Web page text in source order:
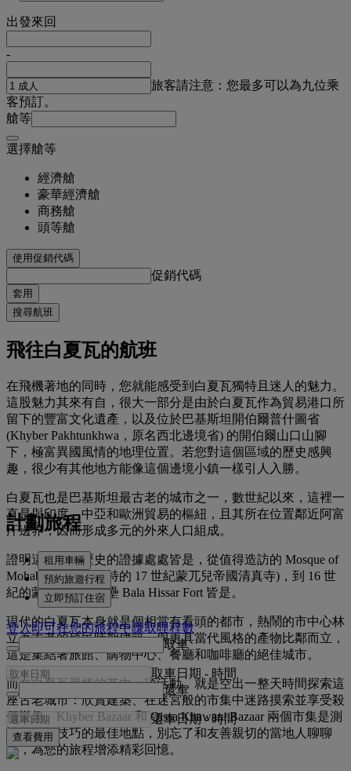
出發來回
-
旅客請注意：您最多可以為九位乘
客預訂。
艙等
選擇艙等
經濟艙
豪華經濟艙
商務艙
頭等艙
使用促銷代碼
促銷代碼
套用
搜尋航班
飛往白夏瓦的航班
在飛機著地的同時，您就能感受到白夏瓦獨特且迷人的魅力。
這股魅力其來有自，很大一部分是由於白夏瓦作為貿易港口所
留下的豐富文化遺產，以及位於巴基斯坦開伯爾普什圖省
(Khyber Pakhtunkhwa，原名西北邊境省) 的開伯爾山口山腳
下，極富異國風情的地理位置。若您對這個區域的歷史感興
趣，很少有其他地方能像這個邊境小鎮一樣引人入勝。
白夏瓦也是巴基斯坦最古老的城市之一，數世紀以來，這裡一
直是與印度、中亞和歐洲貿易的樞紐，且其所在位置鄰近阿富
汗邊界，因而形成多元的外來人口組成。
證明這段精彩歷史的證據處處皆是，從值得造訪的 Mosque of
Mohabbat Khan (獨特的 17 世紀蒙兀兒帝國清真寺)，到 16 世
紀的蒙兀兒帝國堡壘 Bala Hissar Fort 皆是。
現代的白夏瓦本身就是個相當有看頭的都市，熱鬧的市中心林
立著古老的殖民時期建築，與更具當代風格的產物比鄰而立，
這是集結著旅館、購物中心、餐廳和咖啡廳的絕佳城市。
而在白夏瓦最棒的其中一項活動，就是空出一整天時間探索這
座古老城市：欣賞建築、在迷宮般的市集中迷路摸索並享受殺
價樂趣。Khyber Bazaar 和 Qissa Khawani Bazaar 兩個市集是測
試您殺價技巧的最佳地點，別忘了和友善親切的當地人聊聊
天，為您的旅程增添精彩回憶。
計劃旅程
租用車輛
預約旅遊行程
立即預訂住宿
登入即可在您的旅程中賺取哩程數
取車
取車日期 - 時間
還車
還車日期 - 時間
查看費用